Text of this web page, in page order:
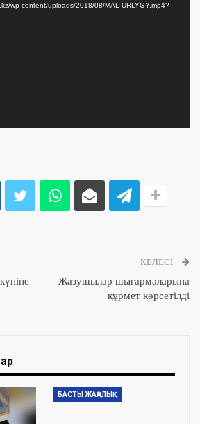
wp-content/uploads/2018/08/MAL-URLYGY.mp4?
КЕЛЕСІ
Жазушылар шығармаларына
құрмет көрсетілді
БАСТЫ ЖАҢАЛЫҚ